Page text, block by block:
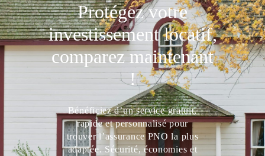
Protégez votre
investissement locatif,
comparez maintenant
!
Bénéficiez d’un service gratuit,
rapide et personnalisé pour
trouver l’assurance PNO la plus
adaptée. Sécurité, économies et